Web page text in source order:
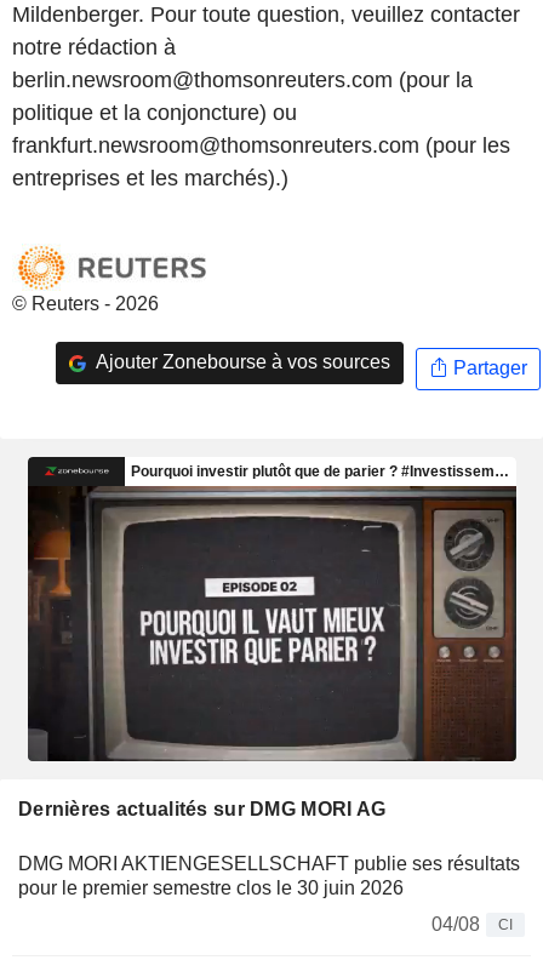
Mildenberger. Pour toute question, veuillez contacter
notre rédaction à
berlin.newsroom@thomsonreuters.com (pour la
politique et la conjoncture) ou
frankfurt.newsroom@thomsonreuters.com (pour les
entreprises et les marchés).)
© Reuters - 2026
Ajouter Zonebourse à vos sources Partager
Dernières actualités sur DMG MORI AG
DMG MORI AKTIENGESELLSCHAFT publie ses résultats
pour le premier semestre clos le 30 juin 2026
04/08
CI